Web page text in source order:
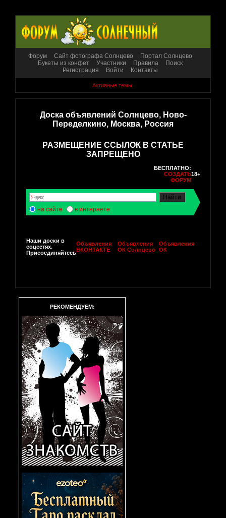
Форум Сайт фотографа Солнцево
Портал Солнцево
Букеты из конфет
Участники Правила
Поиск
Регистрация
Войти Контакты
Активные темы
Доска объявлений Солнцево, Ново-
Переделкино, Москва, Россия
РАЗМЕЩЕНИЕ ССЫЛОК В СТАТЬЕ
ЗАПРЕЩЕНО
БЕСПЛАТНО:
СОЗДАТЬ
ФОРУМ
18+
на сайте в интернете
Наши доски в
соцсетях.
Присоединяйтесь
Объявления
ВКОНТАКТЕ
Объявления
ОК Солнцево
Объявления
ОК
РЕКОМЕНДУЕМ: